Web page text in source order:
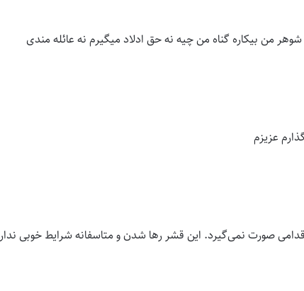
من بیکاره گناه من چیه نه حق ادلاد میگیرم نه عائله مندی
عزیزم
صورت نمی‌گیرد. این قشر رها شدن و متاسفانه شرایط خوبی